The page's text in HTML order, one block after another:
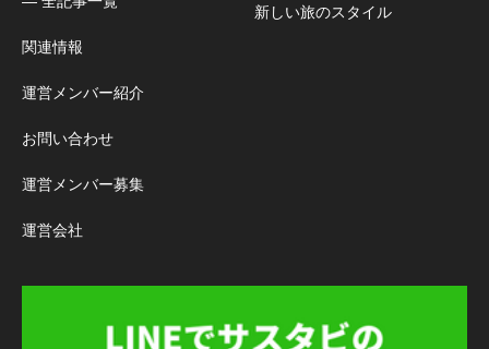
関連情報
運営メンバー紹介
お問い合わせ
運営メンバー募集
運営会社
新しい旅のスタイル